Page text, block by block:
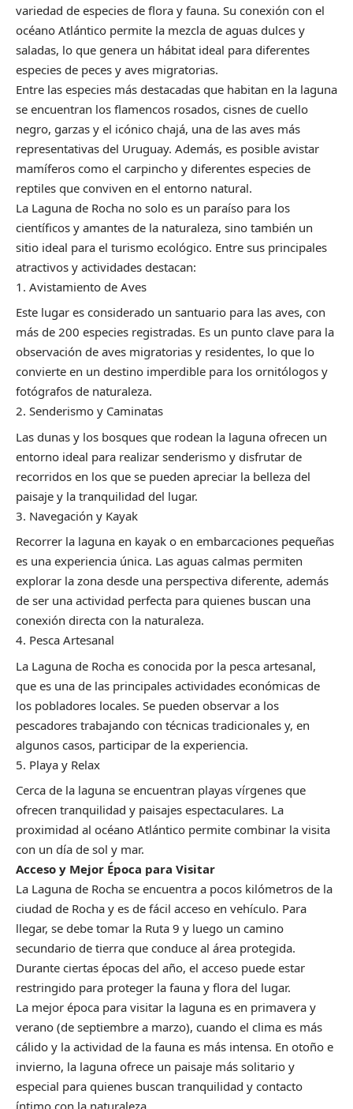
variedad de especies de flora y fauna. Su conexión con el
océano Atlántico permite la mezcla de aguas dulces y
saladas, lo que genera un hábitat ideal para diferentes
especies de peces y aves migratorias.
Entre las especies más destacadas que habitan en la laguna
se encuentran los flamencos rosados, cisnes de cuello
negro, garzas y el icónico chajá, una de las aves más
representativas del Uruguay. Además, es posible avistar
mamíferos como el carpincho y diferentes especies de
reptiles que conviven en el entorno natural.
La Laguna de Rocha no solo es un paraíso para los
científicos y amantes de la naturaleza, sino también un
sitio ideal para el turismo ecológico. Entre sus principales
atractivos y actividades destacan:
Avistamiento de Aves
Este lugar es considerado un santuario para las aves, con
más de 200 especies registradas. Es un punto clave para la
observación de aves migratorias y residentes, lo que lo
convierte en un destino imperdible para los ornitólogos y
fotógrafos de naturaleza.
Senderismo y Caminatas
Las dunas y los bosques que rodean la laguna ofrecen un
entorno ideal para realizar senderismo y disfrutar de
recorridos en los que se pueden apreciar la belleza del
paisaje y la tranquilidad del lugar.
Navegación y Kayak
Recorrer la laguna en kayak o en embarcaciones pequeñas
es una experiencia única. Las aguas calmas permiten
explorar la zona desde una perspectiva diferente, además
de ser una actividad perfecta para quienes buscan una
conexión directa con la naturaleza.
Pesca Artesanal
La Laguna de Rocha es conocida por la pesca artesanal,
que es una de las principales actividades económicas de
los pobladores locales. Se pueden observar a los
pescadores trabajando con técnicas tradicionales y, en
algunos casos, participar de la experiencia.
Playa y Relax
Cerca de la laguna se encuentran playas vírgenes que
ofrecen tranquilidad y paisajes espectaculares. La
proximidad al océano Atlántico permite combinar la visita
con un día de sol y mar.
Acceso y Mejor Época para Visitar
La Laguna de Rocha se encuentra a pocos kilómetros de la
ciudad de Rocha y es de fácil acceso en vehículo. Para
llegar, se debe tomar la Ruta 9 y luego un camino
secundario de tierra que conduce al área protegida.
Durante ciertas épocas del año, el acceso puede estar
restringido para proteger la fauna y flora del lugar.
La mejor época para visitar la laguna es en primavera y
verano (de septiembre a marzo), cuando el clima es más
cálido y la actividad de la fauna es más intensa. En otoño e
invierno, la laguna ofrece un paisaje más solitario y
especial para quienes buscan tranquilidad y contacto